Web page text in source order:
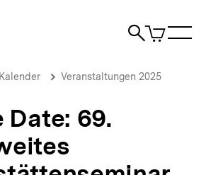
Suche
Artikel
im
Kalender Veranstaltungen 2025
Date: 69.